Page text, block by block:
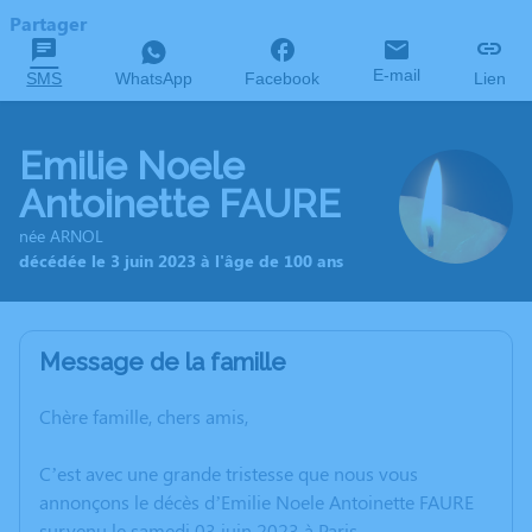
Partager
SMS WhatsApp Facebook E-mail Lien
Emilie Noele
Antoinette FAURE
née ARNOL
décédée le 3 juin 2023 à l'âge de 100 ans
Message de la famille
Chère famille, chers amis,
C’est avec une grande tristesse que nous vous
annonçons le décès d’Emilie Noele Antoinette FAURE